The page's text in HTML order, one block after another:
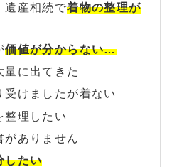
遺産相続で着物の整理が
価値が分からない…
量に出てきた
けましたが着ない
整理したい
がありません
したい